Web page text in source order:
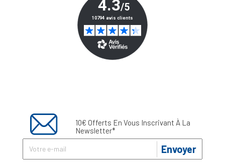
10€ Offerts En Vous Inscrivant À La
Newsletter*
Envoyer